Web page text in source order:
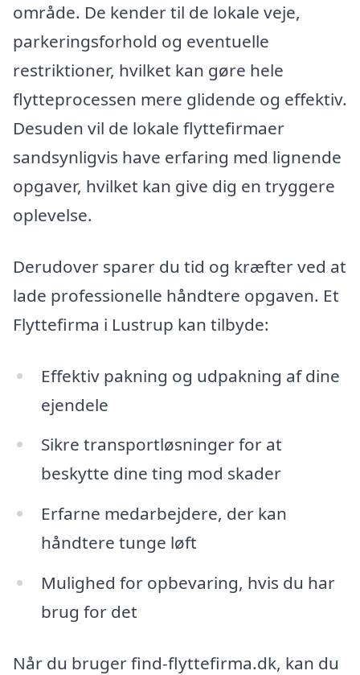
område. De kender til de lokale veje,
parkeringsforhold og eventuelle
restriktioner, hvilket kan gøre hele
flytteprocessen mere glidende og effektiv.
Desuden vil de lokale flyttefirmaer
sandsynligvis have erfaring med lignende
opgaver, hvilket kan give dig en tryggere
oplevelse.
Derudover sparer du tid og kræfter ved at
lade professionelle håndtere opgaven. Et
Flyttefirma i Lustrup kan tilbyde:
Effektiv pakning og udpakning af dine
ejendele
Sikre transportløsninger for at
beskytte dine ting mod skader
Erfarne medarbejdere, der kan
håndtere tunge løft
Mulighed for opbevaring, hvis du har
brug for det
Når du bruger find-flyttefirma.dk, kan du